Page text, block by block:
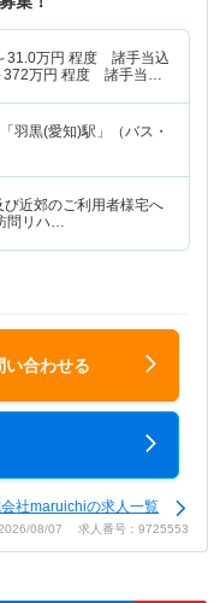
31.0万円 程度 諸手当込
372万円 程度 諸手当
羽黒(愛知)駅」（バス・
び近郊のご利用者様宅へ
問リハ…
い合わせる
社maruichiの求人一覧
08/07 求人番号：9725553